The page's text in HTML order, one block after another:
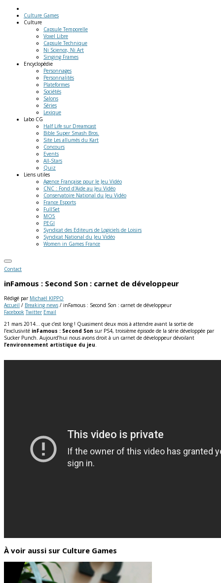
Culture Games
Culture
Capsule Temporelle
Voxel Libre
Capsule Technique
Ni Science, Ni Art
Singing Frames
Encyclopédie
Personnages
Personnalités
Plateformes
Sociétés
Salons
Séries
Lexique
Labo CG
Half Life sur Dreamcast
Bible Super Smash Bros.
Site Les allumés du Kart
Concours
Events
All-Stars
Quiz
Liens utiles
Agence Française pour le Jeu Vidéo
CNC : Fond d'Aide au Jeu Vidéo
Conservatoire National du Jeu Vidéo
France Esports
FullSet
MO5
PEGI
Syndicat des Editeurs de Logiciels de Loisirs
Syndicat National du Jeu Vidéo
Women in Games France
Contact
inFamous : Second Son : carnet de développeur
Rédigé par Michaël KIPPO
Accueil / Breaking news / inFamous : Second Son : carnet de développeur
Facebook Twitter Email
21 mars 2014… que c’est long ! Quasiment deux mois à attendre avant la sortie de
l’exclusivité inFamous : Second Son sur PS4, troisième épisode de la série développée par
Sucker Punch. Aujourd’hui nous avons droit à un carnet de développeur dévoilant
l’environnement artistique du jeu.
À voir aussi sur Culture Games